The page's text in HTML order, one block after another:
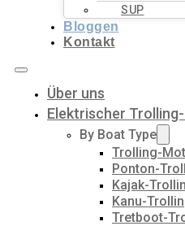
SUP
Bloggen
Kontakt
Über uns
Elektrischer
By Boat Type
Trolling-
Ponton-
Kajak-
Kanu-
Tretboot-